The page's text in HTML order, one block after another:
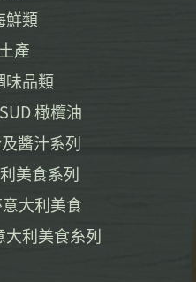
鮮類
產
味品類
橄欖油
醬汁系列
美食系列
大利美食
大利美食糸列